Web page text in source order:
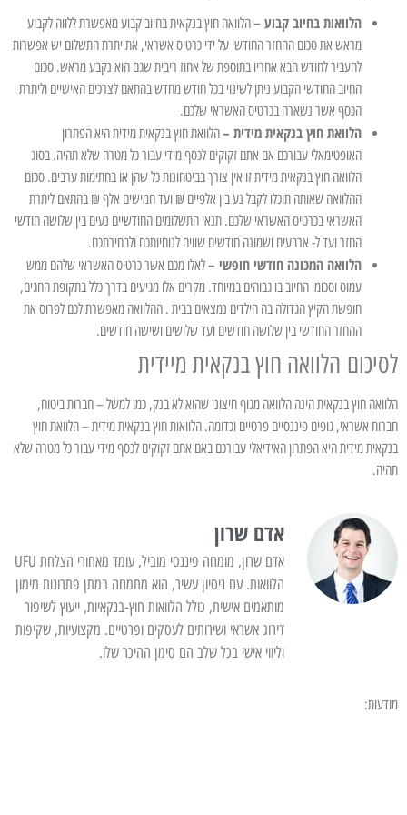
הלוואות בחיוב קבוע –הלוואה חוץ בנקאית בחיוב קבוע מאפשרת ללווה לקבוע
מראש את סכום ההחזר החודשי על ידי כרטיס אשראי, את יתרת התשלום יש אפשרות
להעביר לחודש הבא אחריו בתוספת של אחוז ריבית שגם הוא נקבע מראש. סכום
החיוב החודשי הקבוע ניתן לשינוי בכל חודש מחדש בהתאם לצרכים האישיים וליתרת
הכסף אשר נשארה בכרטיס האשראי שלכם.
הלוואת חוץ בנקאית מידית –הלוואת חוץ בנקאית מידית היא הפתרון
האופטימאלי עבורכם אם אתם זקוקים לכסף מידי עבור כל מטרה שלא תהיה. בסוג
הלוואה חוץ בנקאית מידית זו אין צורך בביטחונות כל שהן או בחתימות ערבים. סכום
ההלוואה שאותה תוכלו לקבל נע בין אלפיים ₪ ועד חמישים אלף ₪ בהתאם ליתרת
האשראי בכרטיס האשראי שלכם. תנאי התשלומים החודשיים נעים בין שלושה חודשי
החזר ועד ל- ארבעים ושמונה חודשים שווים לנוחיותכם ולבחירתכם.
הלוואה המכונה חודשי חופשי –לאלו מכם אשר כרטיס האשראי שלהם ממש
עמוס וסכומי החיוב בו גבוהים במיוחד. מקרים אלו מגיעים בדרך כלל בתקופת החגים,
חופשת הקיץ הגדולה בה הילדים נמצאים בבית . ההלוואה מאפשרת לכם לפרוס את
ההחזר החודשי בין שלושה חודשים ועד שלושים ושישה חודשים.
לסיכום הלוואה חוץ בנקאית מיידית
הלוואה חוץ בנקאית הינה הלוואה מגוף חיצוני שהוא לא בנק, כמו למשל – חברות ביטוח,
חברות אשראי, גופים פיננסיים פרטיים וכדומה. הלוואות חוץ בנקאית מידית – הלוואת חוץ
בנקאית מידית היא הפתרון האידיאלי עבורכם באם אתם זקוקים לכסף מידי עבור כל מטרה שלא
תהיה.
אדם שרון
אדם שרון, מומחה פיננסי מוביל, עומד מאחורי הצלחת UFU
הלוואות. עם ניסיון עשיר, הוא מתמחה במתן פתרונות מימון
מותאמים אישית, כולל הלוואות חוץ-בנקאיות, ייעוץ לשיפור
דירוג אשראי ושירותים לעסקים ופרטיים. מקצועיות, שקיפות
וליווי אישי בכל שלב הם סימן ההיכר שלו.
מודעות: